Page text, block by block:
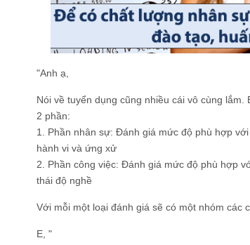
"Anh ạ,
Nói về tuyển dụng cũng nhiều cái vô cùng
2 phần:
1. Phần nhân sự: Đánh giá mức độ phù hợp
hành vi và ứng xử
2. Phần công việc: Đánh giá mức độ phù hợp
thái độ nghề
Với mỗi một loại đánh giá sẽ có một nhóm các
E, "